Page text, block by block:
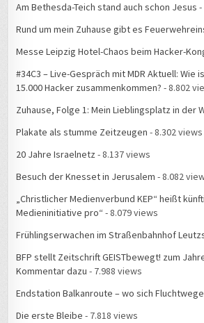
Am Bethesda-Teich stand auch schon Jesus -
Rund um mein Zuhause gibt es
Messe Leipzig Hotel-Chaos beim Hacker-
#34C3 – Live-Gespräch mit MDR Aktuell: Wie
15.000 Hacker zusammenkommen? - 8.802
Zuhause, Folge 1: Mein Lieblingsplatz in der
Plakate als stumme Zeitzeugen - 8.302 views
20 Jahre Israelnetz - 8.137 views
Besuch der Knesset in Jerusalem - 8.082
„Christlicher Medienverbund KEP“ heißt
Medieninitiative pro“ - 8.079 views
Frühlingserwachen im Straßenbahnhof
BFP stellt Zeitschrift GEISTbewegt! zum
Kommentar dazu - 7.988 views
Endstation Balkanroute – wo sich
Die erste Bleibe - 7.818 views